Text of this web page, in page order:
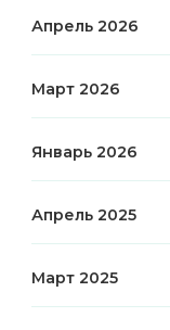
Апрель 2026
Март 2026
Январь 2026
Апрель 2025
Март 2025